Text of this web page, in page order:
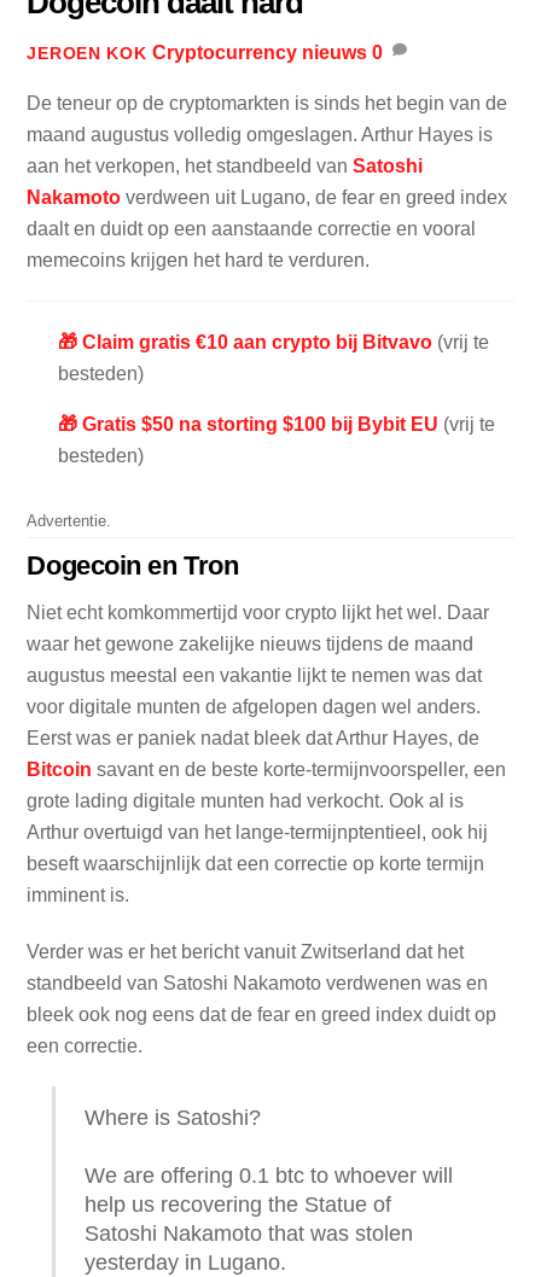
JEROEN KOK Cryptocurrency nieuws 0
De teneur op de cryptomarkten is sinds het begin van de
maand augustus volledig omgeslagen. Arthur Hayes is
aan het verkopen, het standbeeld vanSatoshi
Nakamoto verdween uit Lugano, de fear en greed index
daalt en duidt op een aanstaande correctie en vooral
memecoins krijgen het hard te verduren.
🎁 Claim gratis €10 aan crypto bij Bitvavo (vrij te
besteden)
🎁 Gratis $50 na storting $100 bij Bybit EU (vrij te
besteden)
Advertentie.
Dogecoin en Tron
Niet echt komkommertijd voor crypto lijkt het wel. Daar
waar het gewone zakelijke nieuws tijdens de maand
augustus meestal een vakantie lijkt te nemen was dat
voor digitale munten de afgelopen dagen wel anders.
Eerst was er paniek nadat bleek dat Arthur Hayes, de
Bitcoin savant en de beste korte-termijnvoorspeller, een
grote lading digitale munten had verkocht. Ook al is
Arthur overtuigd van het lange-termijnptentieel, ook hij
beseft waarschijnlijk dat een correctie op korte termijn
imminent is.
Verder was er het bericht vanuit Zwitserland dat het
standbeeld van Satoshi Nakamoto verdwenen was en
bleek ook nog eens dat de fear en greed index duidt op
een correctie.
Where is Satoshi?
We are offering 0.1 btc to whoever will
help us recovering the Statue of
Satoshi Nakamoto that was stolen
yesterday in Lugano.